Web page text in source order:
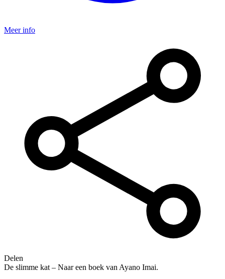
Meer info
Delen
De slimme kat – Naar een boek van Ayano Imai.